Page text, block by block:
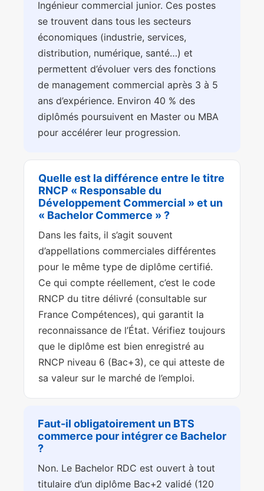
Ingénieur commercial junior. Ces postes
se trouvent dans tous les secteurs
économiques (industrie, services,
distribution, numérique, santé…) et
permettent d’évoluer vers des fonctions
de management commercial après 3 à 5
ans d’expérience. Environ 40 % des
diplômés poursuivent en Master ou MBA
pour accélérer leur progression.
Quelle est la différence entre le titre
RNCP « Responsable du
Développement Commercial » et un
« Bachelor Commerce » ?
Dans les faits, il s’agit souvent
d’appellations commerciales différentes
pour le même type de diplôme certifié.
Ce qui compte réellement, c’est le code
RNCP du titre délivré (consultable sur
France Compétences), qui garantit la
reconnaissance de l’État. Vérifiez toujours
que le diplôme est bien enregistré au
RNCP niveau 6 (Bac+3), ce qui atteste de
sa valeur sur le marché de l’emploi.
Faut-il obligatoirement un BTS
commerce pour intégrer ce Bachelor
?
Non. Le Bachelor RDC est ouvert à tout
titulaire d’un diplôme Bac+2 validé (120